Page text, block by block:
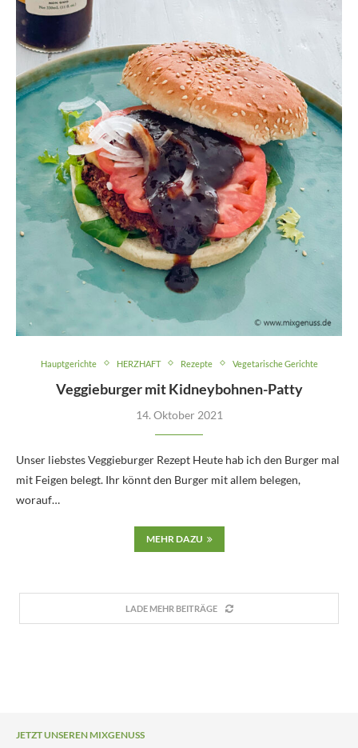
Hauptgerichte HERZHAFT Rezepte Vegetarische Gerichte
Veggieburger mit Kidneybohnen-Patty
14. Oktober 2021
Unser liebstes Veggieburger Rezept Heute hab ich den Burger mal
mit Feigen belegt. Ihr könnt den Burger mit allem belegen,
worauf…
MEHR DAZU
LADE MEHR BEITRÄGE
JETZT UNSEREN MIXGENUSS